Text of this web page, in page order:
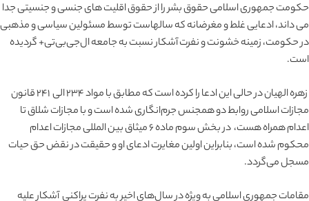
حکومت جمهوری اسلامی حقوق بشر را از حقوق اقلیت های جنسی و جنسیتی جدا
می داند، ادعایی غلط و مغرضانه که سالهاست توسط مسئولین سیاسی و مذهبی
در حکومت، زمینه خشونت و نفرت آشکار نسبت به جامعه ال‌جی‌بی‌تی+ گردیده
است.
زهره الهیان در حالی این ادعا را کرده است که مطابق با مواد ۲۳۴ الی ۲۴۱ قانون
مجازات اسلامی روابط دو همجنس جرم‌انگاری شده است و با مجازات شلاق تا
اعدام همراه هست، در بخش سوم ماده ۶ میثاق بین المللی مجازات اعدام
محکوم شده است، بنابراین اولین مغایرت ادعای او و حقیقت در نقض حق حیات
مسجل می‌گردد.
مقامات جمهوری اسلامی به ویژه در سال‌های اخیر به نفرت پراکنی آشکار علیه